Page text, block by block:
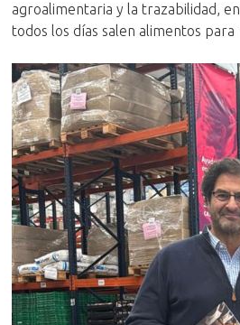
agroalimentaria y la trazabilidad,
todos los días salen alimentos para